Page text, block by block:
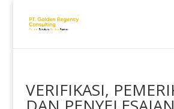
VERIFIKASI,